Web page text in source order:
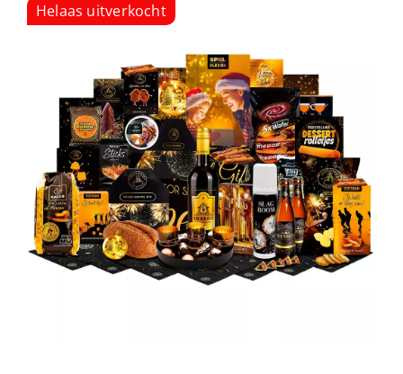
Showroom
Over Kerst & Kado
Helaas uitverkocht